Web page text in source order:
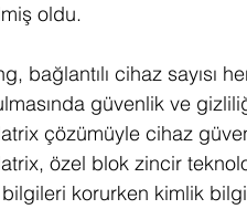
oldu.
bağlantılı cihaz sayısı
güvenlik ve
çözümüyle cihaz
özel blok zincir
korurken kimlik